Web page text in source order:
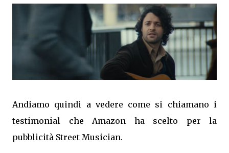
Andiamo quindi a vedere come si chiamano i
testimonial che Amazon ha scelto per la
pubblicità Street Musician.